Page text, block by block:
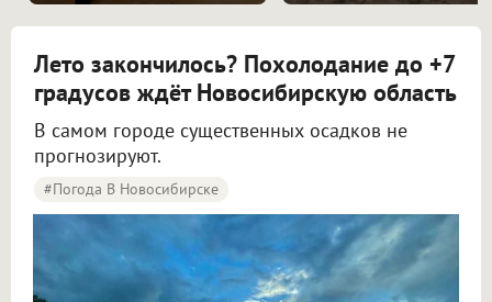
Лето закончилось? Похолодание до +7
градусов ждёт Новосибирскую область
В самом городе существенных осадков не
прогнозируют.
#Погода В Новосибирске